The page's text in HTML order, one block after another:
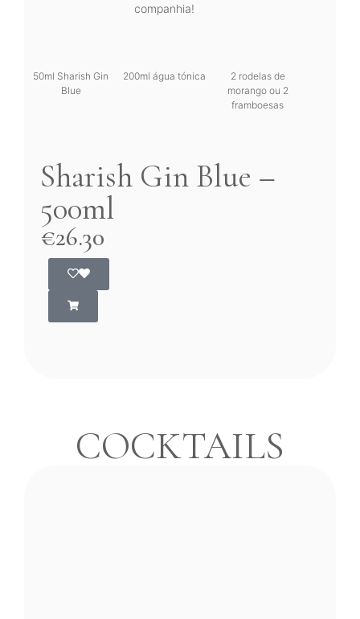
companhia!
50ml Sharish Gin
Blue
200ml água tónica
2 rodelas de
morango ou 2
framboesas
Sharish Gin Blue –
500ml
€26.30
COCKTAILS